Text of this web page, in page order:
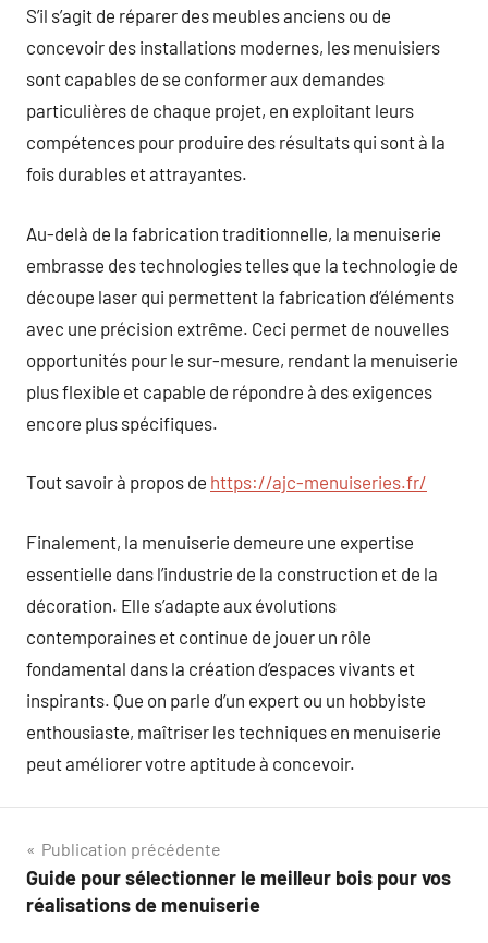
S’il s’agit de réparer des meubles anciens ou de
concevoir des installations modernes, les menuisiers
sont capables de se conformer aux demandes
particulières de chaque projet, en exploitant leurs
compétences pour produire des résultats qui sont à la
fois durables et attrayantes.
Au-delà de la fabrication traditionnelle, la menuiserie
embrasse des technologies telles que la technologie de
découpe laser qui permettent la fabrication d’éléments
avec une précision extrême. Ceci permet de nouvelles
opportunités pour le sur-mesure, rendant la menuiserie
plus flexible et capable de répondre à des exigences
encore plus spécifiques.
Tout savoir à propos de https://ajc-menuiseries.fr/
Finalement, la menuiserie demeure une expertise
essentielle dans l’industrie de la construction et de la
décoration. Elle s’adapte aux évolutions
contemporaines et continue de jouer un rôle
fondamental dans la création d’espaces vivants et
inspirants. Que on parle d’un expert ou un hobbyiste
enthousiaste, maîtriser les techniques en menuiserie
peut améliorer votre aptitude à concevoir.
Navigation
de
Publication précédente
Guide pour sélectionner le meilleur bois pour vos
réalisations de menuiserie